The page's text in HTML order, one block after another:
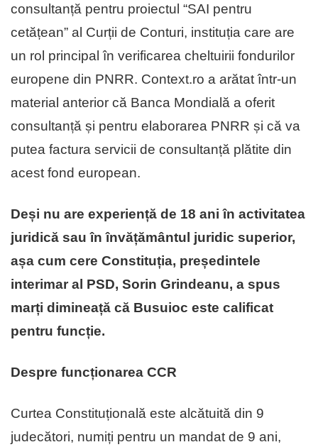
consultanță pentru proiectul “SAI pentru
cetățean” al Curții de Conturi, instituția care are
un rol principal în verificarea cheltuirii fondurilor
europene din PNRR. Context.ro a arătat într-un
material anterior că Banca Mondială a oferit
consultanță și pentru elaborarea PNRR și că va
putea factura servicii de consultanță plătite din
acest fond european.
Deși nu are experiență de 18 ani în activitatea
juridică sau în învățământul juridic superior,
așa cum cere Constituția, președintele
interimar al PSD, Sorin Grindeanu, a spus
marți dimineață că Busuioc este calificat
pentru funcție.
Despre funcționarea CCR
Curtea Constituțională este alcătuită din 9
judecători, numiți pentru un mandat de 9 ani,